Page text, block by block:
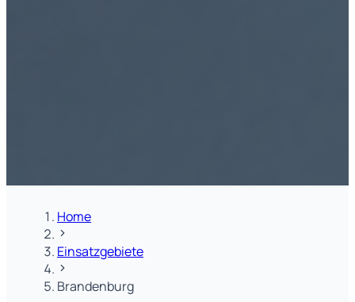
Home
Einsatzgebiete
Brandenburg